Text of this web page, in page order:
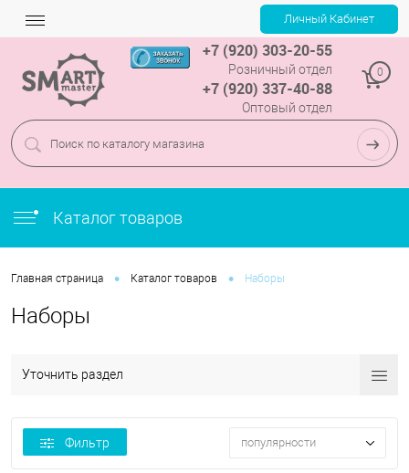
+7 (920) 303-20-55
Розничный отдел
+7 (920) 337-40-88
Оптовый отдел
0
Каталог товаров
Главная страница • Каталог товаров • Наборы
Наборы
Уточнить раздел
Фильтр популярности